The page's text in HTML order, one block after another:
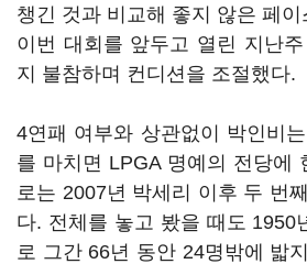
챙긴 것과 비교해 좋지 않은 페
이번 대회를 앞두고 열린 지난
지 불참하며 컨디션을 조절했다.
4연패 여부와 상관없이 박인비
를 마치면 LPGA 명예의 전당에
로는 2007년 박세리 이후 두 번
다. 전체를 놓고 봤을 때도 1950
로 그간 66년 동안 24명밖에 밟